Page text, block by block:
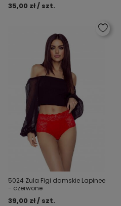
35,00 zł / szt.
5024 Zula Figi damskie Lapinee
- czerwone
39,00 zł / szt.